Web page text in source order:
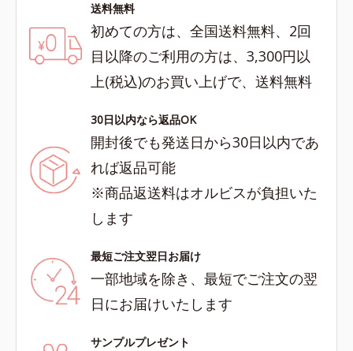
送料無料
初めての方は、全国送料無料、2回
目以降のご利用の方は、3,300円以
上(税込)のお買い上げで、送料無料
30日以内なら返品OK
開封後でも発送日から30日以内であ
れば返品可能
※商品返送料はオルビスが負担いた
します
最短ご注文翌日お届け
一部地域を除き、最短でご注文の翌
日にお届けいたします
サンプルプレゼント